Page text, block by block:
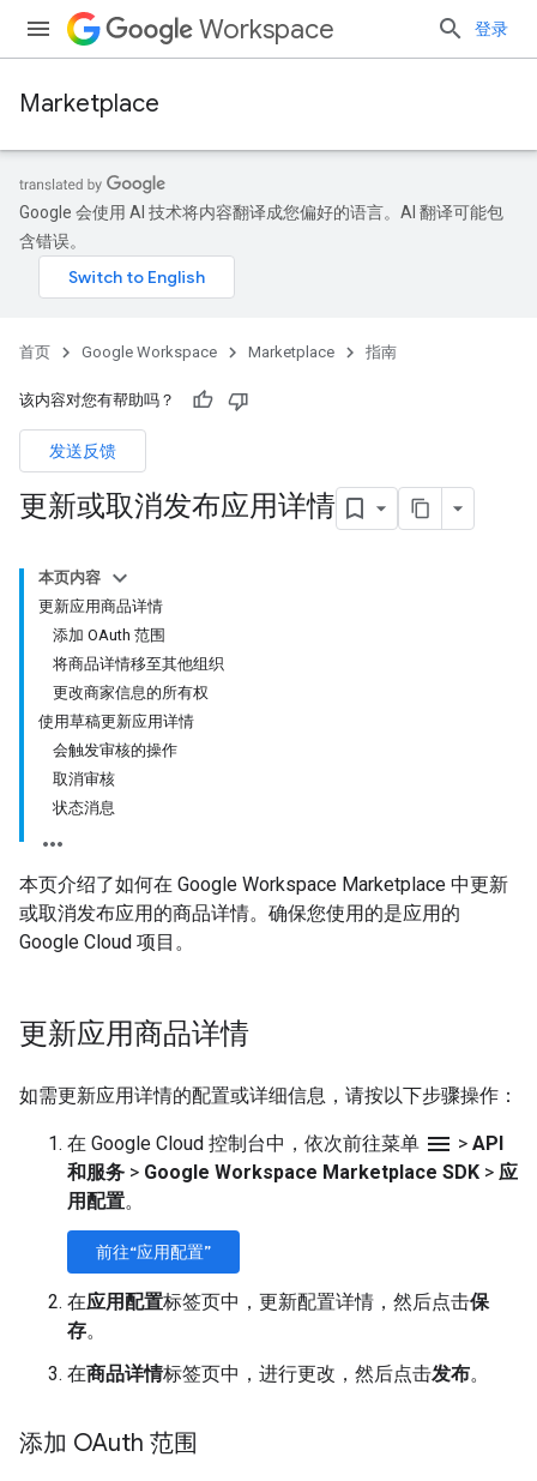
Workspace 登录
Marketplace
Google 会使用 AI 技术将内容翻译成您偏好的语言。AI 翻译可能包
含错误。
首页 Google Workspace Marketplace 指南
该内容对您有帮助吗？
发送反馈
更新或取消发布应用详情
本页内容
更新应用商品详情
添加 OAuth 范围
将商品详情移至其他组织
更改商家信息的所有权
使用草稿更新应用详情
会触发审核的操作
取消审核
状态消息
本页介绍了如何在 Google Workspace Marketplace 中更新
或取消发布应用的商品详情。确保您使用的是应用的
Google Cloud 项目。
更新应用商品详情
如需更新应用详情的配置或详细信息，请按以下步骤操作：
在 Google Cloud 控制台中，依次前往菜单 menu > API
和服务 > Google Workspace Marketplace SDK > 应
用配置。
前往“应用配置”
在应用配置标签页中，更新配置详情，然后点击保
存。
在商品详情标签页中，进行更改，然后点击发布。
添加 OAuth 范围